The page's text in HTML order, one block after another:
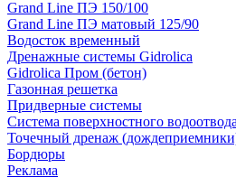
Grand Line ПЭ 150/100
Grand Line ПЭ матовый 125/90
Водосток временный
Дренажные системы Gidrolica
Gidrolica Пром (бетон)
Газонная решетка
Придверные системы
Система поверхностного
Точечный дренаж
Бордюры
Рекламa